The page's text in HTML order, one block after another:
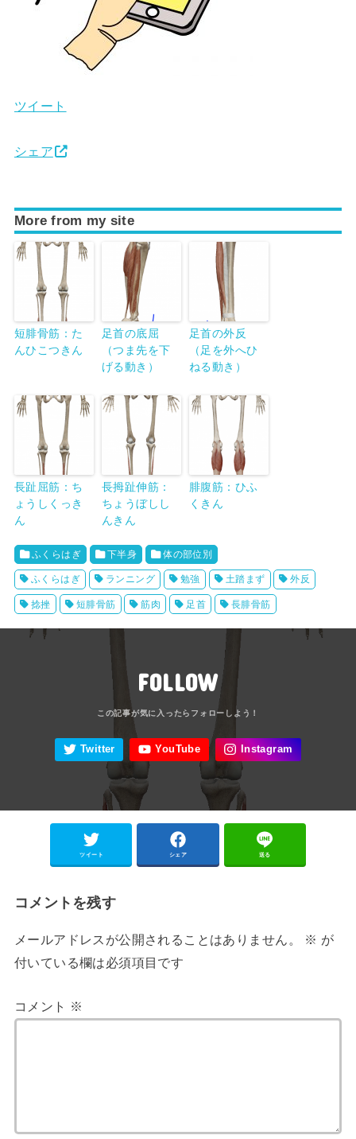
ツイート
シェア
More from my site
短腓骨筋：た
んひこつきん
足首の底屈
（つま先を下
げる動き）
足首の外反
（足を外へひ
ねる動き）
長趾屈筋：ち
ょうしくっき
ん
長拇趾伸筋：
ちょうぼしし
んきん
腓腹筋：ひふ
くきん
ふくらはぎ 下半身 体の部位別
ふくらはぎ ランニング 勉強 土踏まず 外反
捻挫 短腓骨筋 筋肉 足首 長腓骨筋
FOLLOW
ツイート シェア 送る
コメントを残す
メールアドレスが公開されることはありません。 ※ が
付いている欄は必須項目です
コメント ※